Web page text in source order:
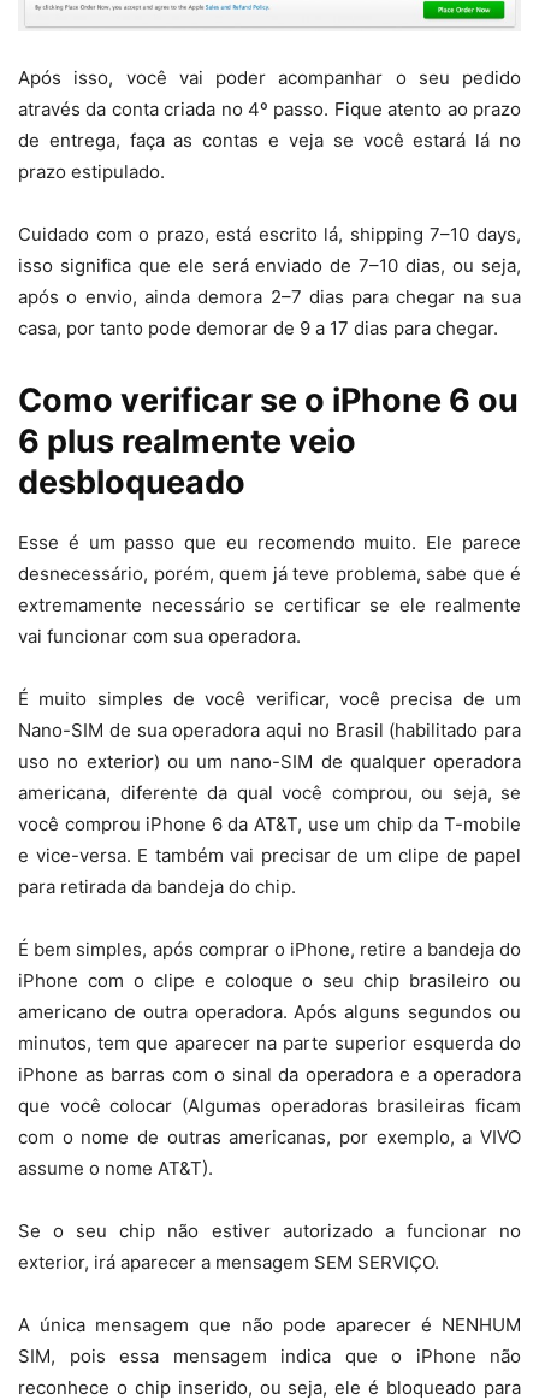
Após isso, você vai poder acompanhar o seu pedido
através da conta criada no 4º passo. Fique atento ao prazo
de entrega, faça as contas e veja se você estará lá no
prazo estipulado.
Cuidado com o prazo, está escrito lá, shipping 7–10 days,
isso significa que ele será enviado de 7–10 dias, ou seja,
após o envio, ainda demora 2–7 dias para chegar na sua
casa, por tanto pode demorar de 9 a 17 dias para chegar.
Como verificar se o iPhone 6 ou
6 plus realmente veio
desbloqueado
Esse é um passo que eu recomendo muito. Ele parece
desnecessário, porém, quem já teve problema, sabe que é
extremamente necessário se certificar se ele realmente
vai funcionar com sua operadora.
É muito simples de você verificar, você precisa de um
Nano-SIM de sua operadora aqui no Brasil (habilitado para
uso no exterior) ou um nano-SIM de qualquer operadora
americana, diferente da qual você comprou, ou seja, se
você comprou iPhone 6 da AT&T, use um chip da T-mobile
e vice-versa. E também vai precisar de um clipe de papel
para retirada da bandeja do chip.
É bem simples, após comprar o iPhone, retire a bandeja do
iPhone com o clipe e coloque o seu chip brasileiro ou
americano de outra operadora. Após alguns segundos ou
minutos, tem que aparecer na parte superior esquerda do
iPhone as barras com o sinal da operadora e a operadora
que você colocar (Algumas operadoras brasileiras ficam
com o nome de outras americanas, por exemplo, a VIVO
assume o nome AT&T).
Se o seu chip não estiver autorizado a funcionar no
exterior, irá aparecer a mensagem SEM SERVIÇO.
A única mensagem que não pode aparecer é NENHUM
SIM, pois essa mensagem indica que o iPhone não
reconhece o chip inserido, ou seja, ele é bloqueado para